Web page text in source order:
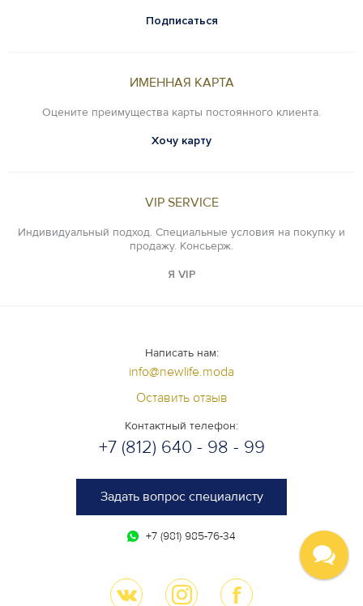
Подписаться
ИМЕННАЯ КАРТА
Оцените преимущества карты постоянного клиента.
Хочу карту
VIP SERVICE
Индивидуальный подход. Специальные условия на покупку и
продажу. Консьерж.
Я VIP
Написать нам:
info@newlife.moda
Оставить отзыв
Контактный телефон:
+7 (812) 640 - 98 - 99
Задать вопрос специалисту
+7 (981) 985-76-34